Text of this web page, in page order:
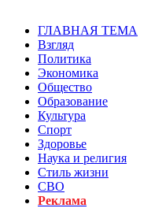
ГЛАВНАЯ ТЕМА
Взгляд
Политика
Экономика
Общество
Образование
Культура
Спорт
Здоровье
Наука и религия
Стиль жизни
СВО
Реклама